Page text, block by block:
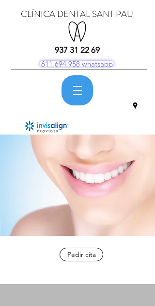
CLÍNICA DENTAL SANT PAU
937 31 22 69
611 694 958 whatsapp
Pedir cita